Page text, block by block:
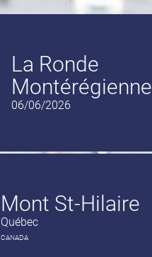
La Ronde
Montérégienne
06/06/2026
Mont St-Hilaire
Québec
CANADA